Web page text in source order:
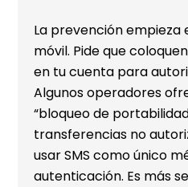
La prevención
móvil. Pide que
en tu cuenta para
Algunos operadores
“bloqueo de
transferencias no
usar SMS como único
autenticación. Es más